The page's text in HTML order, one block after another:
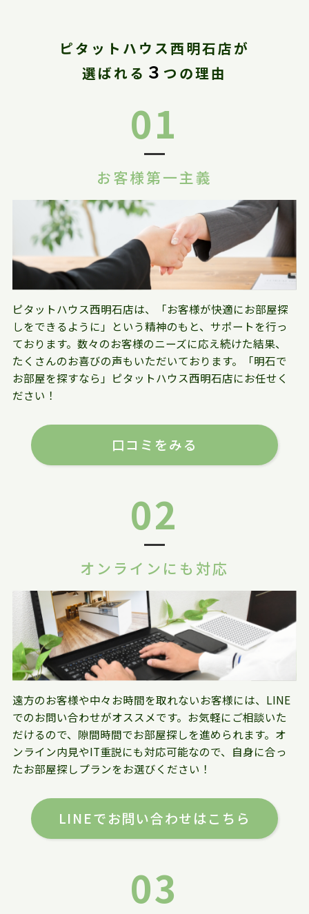
ピタットハウス西明石店が
選ばれる ３ つの理由
01
お客様第一主義
ピタットハウス西明石店は、「お客様が快適にお部屋探
しをできるように」という精神のもと、サポートを行っ
ております。数々のお客様のニーズに応え続けた結果、
たくさんのお喜びの声もいただいております。「明石で
お部屋を探すなら」ピタットハウス西明石店にお任せく
ださい！
口コミをみる
02
オンラインにも対応
遠方のお客様や中々お時間を取れないお客様には、LINE
でのお問い合わせがオススメです。お気軽にご相談いた
だけるので、隙間時間でお部屋探しを進められます。オ
ンライン内見やIT重説にも対応可能なので、自身に合っ
たお部屋探しプランをお選びください！
LINEでお問い合わせはこちら
03